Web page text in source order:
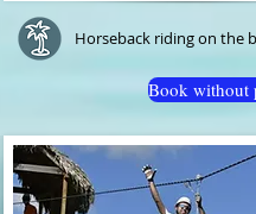
Horseback riding on the
Book without